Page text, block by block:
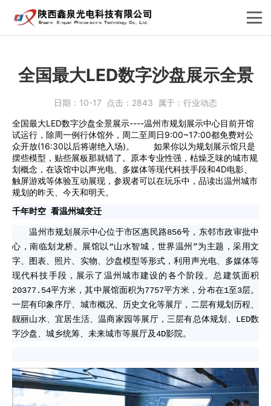
全国最大LED数字沙盘展示全景
日期： 10-17 点击： 2843 属于： 行业动态
全国最大LED数字沙盘全景展示----温州市规划展示中心目前开馆
试运行，除周一例行休馆外，周二至周日9:00~17:00都免费对公
众开放(16:30以后将谢绝入场)。 如果你以为规划展示馆只是
摆些模型，贴些展板那就错了。原本专业性强，枯燥乏味的城市规
划概念，在该馆中以声光电、多媒体等现代科技手段和4D电影、
触屏游戏等体验互动展现，参观者可以在玩乐中，品读出温州城市
规划的昨天、今天和明天。
千年时空 看温州城变迁
温州市规划展示中心位于市区惠民路856号，东邻市政审批中
心，南临划龙桥。展馆以“山水智城，世界温州”为主题，采用文
字、图表、照片、实物、沙盘模型等形式，利用声光电、多媒体等
现代科技手段，展示了温州城市建设的各个阶段。总建筑面积
20377.54平方米，其中展馆面积为7757平方米，分布在1至3层。
一层有印象序厅、城市概况、历史文化等展厅，二层有规划历程、
靓丽山水、宜居生活、温商家园等展厅，三层有总体规划、 LED数
字沙盘、城乡统筹、未来城市等展厅及4D影院。